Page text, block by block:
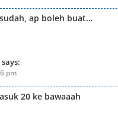
ap boleh buat…
says:
pm
20 ke bawaaah